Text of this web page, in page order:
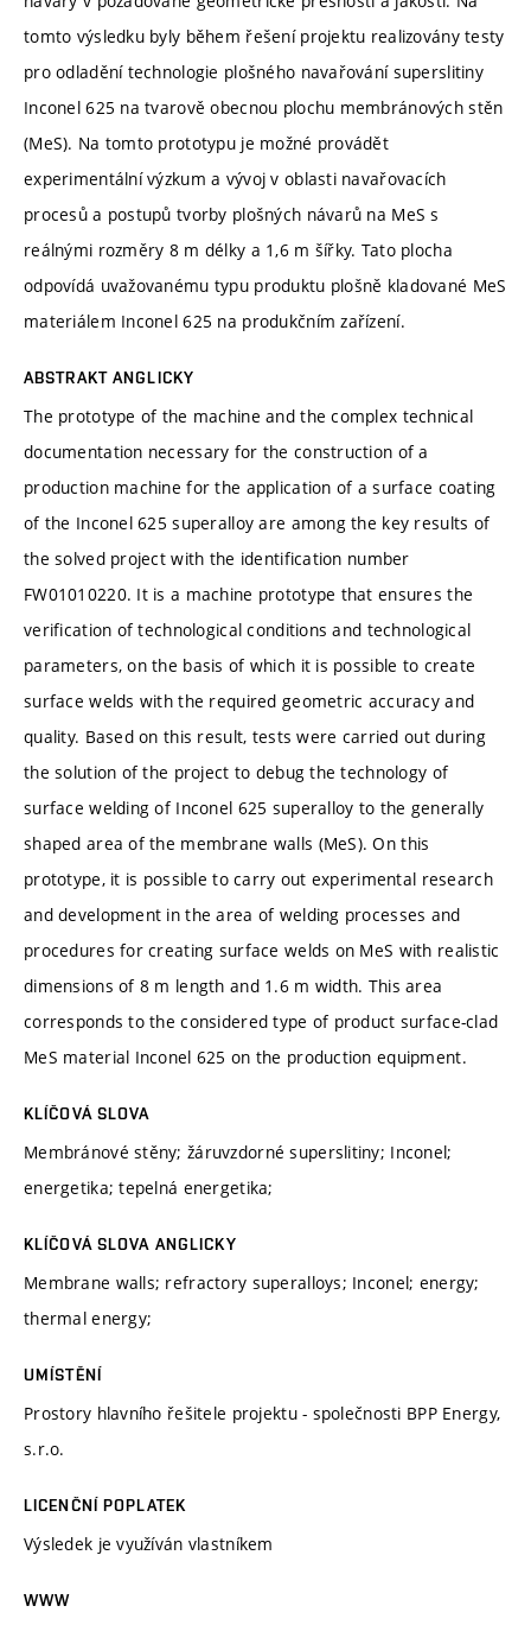
tomto výsledku byly během řešení projektu realizovány testy
pro odladění technologie plošného navařování superslitiny
Inconel 625 na tvarově obecnou plochu membránových stěn
(MeS). Na tomto prototypu je možné provádět
experimentální výzkum a vývoj v oblasti navařovacích
procesů a postupů tvorby plošných návarů na MeS s
reálnými rozměry 8 m délky a 1,6 m šířky. Tato plocha
odpovídá uvažovanému typu produktu plošně kladované MeS
materiálem Inconel 625 na produkčním zařízení.
ABSTRAKT ANGLICKY
The prototype of the machine and the complex technical
documentation necessary for the construction of a
production machine for the application of a surface coating
of the Inconel 625 superalloy are among the key results of
the solved project with the identification number
FW01010220. It is a machine prototype that ensures the
verification of technological conditions and technological
parameters, on the basis of which it is possible to create
surface welds with the required geometric accuracy and
quality. Based on this result, tests were carried out during
the solution of the project to debug the technology of
surface welding of Inconel 625 superalloy to the generally
shaped area of the membrane walls (MeS). On this
prototype, it is possible to carry out experimental research
and development in the area of welding processes and
procedures for creating surface welds on MeS with realistic
dimensions of 8 m length and 1.6 m width. This area
corresponds to the considered type of product surface-clad
MeS material Inconel 625 on the production equipment.
KLÍČOVÁ SLOVA
Membránové stěny; žáruvzdorné superslitiny; Inconel;
energetika; tepelná energetika;
KLÍČOVÁ SLOVA ANGLICKY
Membrane walls; refractory superalloys; Inconel; energy;
thermal energy;
UMÍSTĚNÍ
Prostory hlavního řešitele projektu - společnosti BPP Energy,
s.r.o.
LICENČNÍ POPLATEK
Výsledek je využíván vlastníkem
WWW